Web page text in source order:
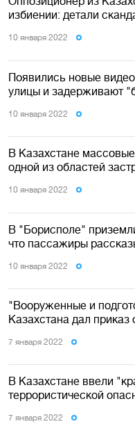
избиении: детали
10 января 2022
Появились новые
улицы и задерживают
10 января 2022
В Казахстане
одной из областей
10 января 2022
В "Борисполе"
что пассажиры
10 января 2022
"Вооруженные и
Казахстана дал
7 января 2022
В Казахстане ввели
террористической
7 января 2022